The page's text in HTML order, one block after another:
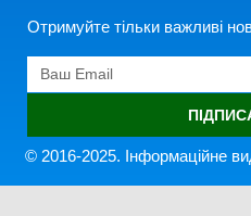
Отримуйте тільки важливі
© 2016-2025. Інформаційне